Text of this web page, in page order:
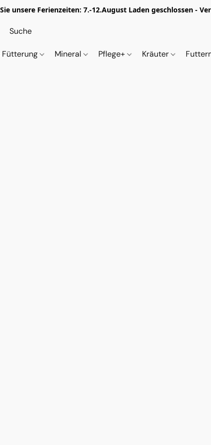
unsere Ferienzeiten: 7.-12.August Laden geschlossen -
Fütterung Mineral Pflege+ Kräuter